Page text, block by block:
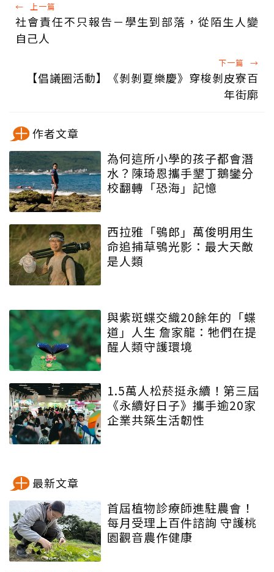
← 上一篇
社會責任不只報告－學生到部落，從陌生人變
自己人
下一篇 →
【倡議圈活動】《剝剝夏樂慶》穿梭剝皮寮百
年街廓
作者文章
為何這所小學的孩子都會潛
水？陳琦恩攜手墾丁鵝鑾分
校翻轉「恐海」記憶
西拉雅「鴞郎」萬俊明用生
命追捕草鴞光影：最大天敵
是人類
與紫斑蝶交織20餘年的「蝶
道」人生 詹家龍：牠們在提
醒人類守護環境
1.5萬人松菸挺永續！第三屆
《永續好日子》攜手逾20家
企業共築生活韌性
最新文章
首屆植物診療師進駐農會！
每月受理上百件諮詢 守護桃
園觀音農作健康